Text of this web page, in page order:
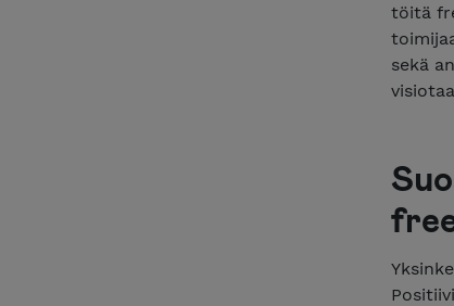
töitä
sekä